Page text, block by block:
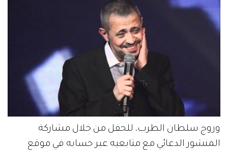
وروج سلطان الطرب، للحفل من خلال مشاركة
المنشور الدعائي مع متابعيه عبر حسابه في موقع